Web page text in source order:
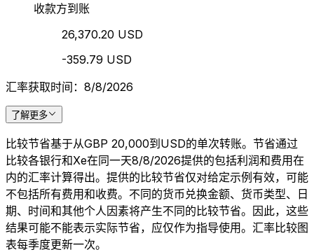
收款方到账
26,370.20 USD
-359.79 USD
汇率获取时间：8/8/2026
了解更多
比较节省基于从GBP 20,000到USD的单次转账。节省通过
比较各银行和Xe在同一天8/8/2026提供的包括利润和费用在
内的汇率计算得出。提供的比较节省仅对给定示例有效，可能
不包括所有费用和收费。不同的货币兑换金额、货币类型、日
期、时间和其他个人因素将产生不同的比较节省。因此，这些
结果可能不能表示实际节省，应仅作为指导使用。汇率比较图
表每季度更新一次。